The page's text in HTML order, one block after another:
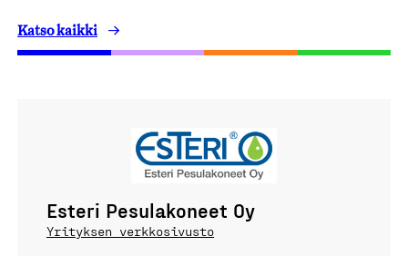
Katso kaikki
Esteri Pesulakoneet Oy
Yrityksen verkkosivusto